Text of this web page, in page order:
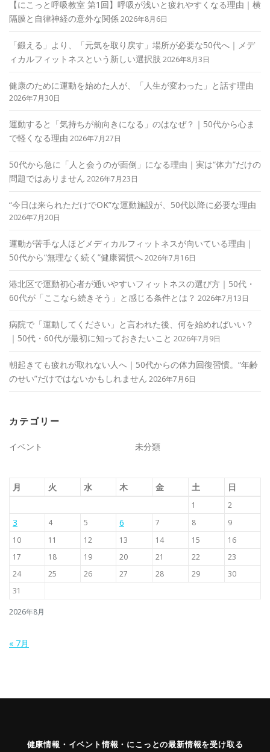
【にこっと呼吸教室 第1回】呼吸が浅いと疲れやすくなる理由｜横
隔膜と自律神経の意外な関係2026年8月6日
「鍛える」より、「元気を取り戻す」場所が必要な50代へ｜メデ
ィカルフィットネスという新しい選択肢 2026年8月3日
健康のために運動を始めた人が、「人生が変わった」と話す理由
2026年7月30日
運動すると「気持ちが前向きになる」のはなぜ？｜50代から心ま
で軽くなる理由 2026年7月27日
50代から急に「人と会うのが面倒」になる理由｜実は“体力”だけの
問題ではありません 2026年7月23日
“今日は来られただけでOK”な運動施設が、50代以降に必要な理由
2026年7月20日
運動が苦手な人ほどメディカルフィットネスが向いている理由｜
50代から“無理なく続く”健康習慣へ2026年7月16日
港北区で運動初心者が通いやすいフィットネスの選び方｜50代・
60代が「ここなら続きそう」と感じる条件とは？ 2026年7月13日
病院で「運動してください」と言われた後、何を始めればいい？
｜50代・60代が最初に知っておきたいこと 2026年7月9日
朝起きても疲れが取れない人へ｜50代からの体力回復習慣。“年齢
のせい”だけではないかもしれません 2026年7月6日
カテゴリー
イベント 未分類
2026年8月
月 火 水 木 金 土 日
1 2
3 4 5 6 7 8
9
10
11 12 13 14 15
16
17
18 19 20 21 22
23
24
25 26 27 28 29
30
31
« 7月
健康情報・イベント情報・にこっとの最新情報を受け取る